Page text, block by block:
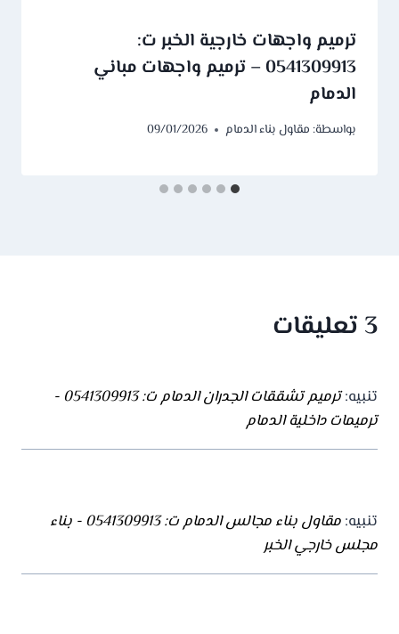
ترميم واجهات خارجية الخبر ت:
0541309913 – ترميم واجهات مباني
الدمام
بواسطة: مقاول بناء الدمام 09/01/2026
3 تعليقات
تنبيه:
ترميم تشققات الجدران الدمام ت: 0541309913 -
ترميمات داخلية الدمام
تنبيه:
مقاول بناء مجالس الدمام ت: 0541309913 - بناء
مجلس خارجي الخبر